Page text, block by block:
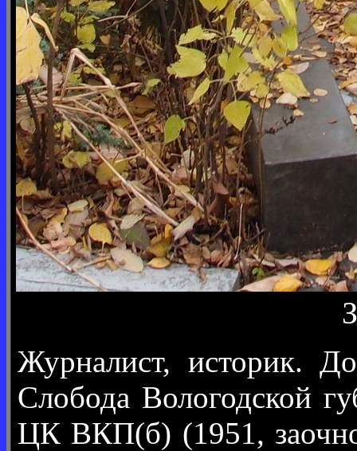
Журналист, историк.
Слобода Вологодской
ЦК ВКП(б) (1951,